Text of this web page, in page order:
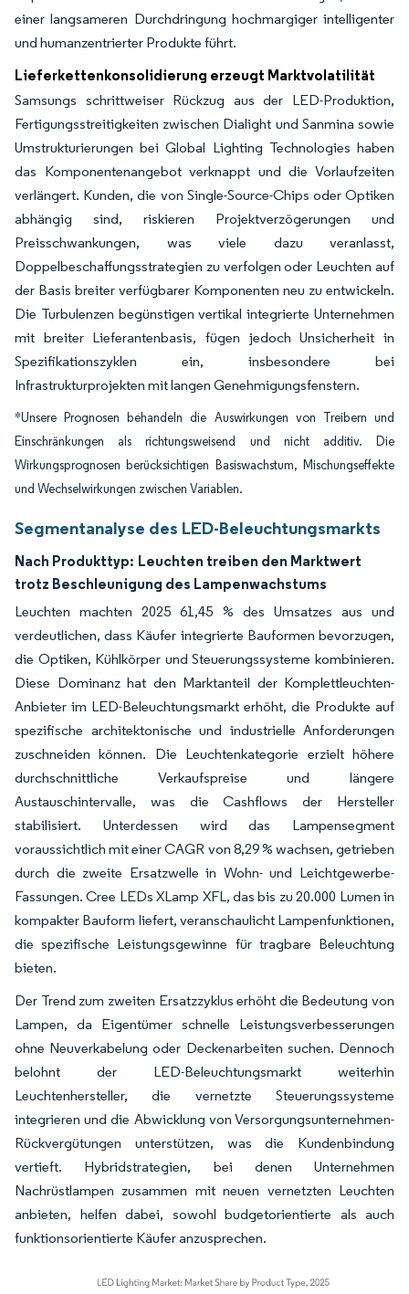
einer langsameren Durchdringung hochmargiger intelligenter
und humanzentrierter Produkte führt.
Lieferkettenkonsolidierung erzeugt Marktvolatilität
Samsungs schrittweiser Rückzug aus der LED-Produktion,
Fertigungsstreitigkeiten zwischen Dialight und Sanmina sowie
Umstrukturierungen bei Global Lighting Technologies haben
das Komponentenangebot verknappt und die Vorlaufzeiten
verlängert. Kunden, die von Single-Source-Chips oder Optiken
abhängig sind, riskieren Projektverzögerungen und
Preisschwankungen, was viele dazu veranlasst,
Doppelbeschaffungsstrategien zu verfolgen oder Leuchten auf
der Basis breiter verfügbarer Komponenten neu zu entwickeln.
Die Turbulenzen begünstigen vertikal integrierte Unternehmen
mit breiter Lieferantenbasis, fügen jedoch Unsicherheit in
Spezifikationszyklen ein, insbesondere bei
Infrastrukturprojekten mit langen Genehmigungsfenstern.
*Unsere Prognosen behandeln die Auswirkungen von Treibern und
Einschränkungen als richtungsweisend und nicht additiv. Die
Wirkungsprognosen berücksichtigen Basiswachstum, Mischungseffekte
und Wechselwirkungen zwischen Variablen.
Segmentanalyse des LED-Beleuchtungsmarkts
Nach Produkttyp: Leuchten treiben den Marktwert
trotz Beschleunigung des Lampenwachstums
Leuchten machten 2025 61,45 % des Umsatzes aus und
verdeutlichen, dass Käufer integrierte Bauformen bevorzugen,
die Optiken, Kühlkörper und Steuerungssysteme kombinieren.
Diese Dominanz hat den Marktanteil der Komplettleuchten-
Anbieter im LED-Beleuchtungsmarkt erhöht, die Produkte auf
spezifische architektonische und industrielle Anforderungen
zuschneiden können. Die Leuchtenkategorie erzielt höhere
durchschnittliche Verkaufspreise und längere
Austauschintervalle, was die Cashflows der Hersteller
stabilisiert. Unterdessen wird das Lampensegment
voraussichtlich mit einer CAGR von 8,29 % wachsen, getrieben
durch die zweite Ersatzwelle in Wohn- und Leichtgewerbe-
Fassungen. Cree LEDs XLamp XFL, das bis zu 20.000 Lumen in
kompakter Bauform liefert, veranschaulicht Lampenfunktionen,
die spezifische Leistungsgewinne für tragbare Beleuchtung
bieten.
Der Trend zum zweiten Ersatzzyklus erhöht die Bedeutung von
Lampen, da Eigentümer schnelle Leistungsverbesserungen
ohne Neuverkabelung oder Deckenarbeiten suchen. Dennoch
belohnt der LED-Beleuchtungsmarkt weiterhin
Leuchtenhersteller, die vernetzte Steuerungssysteme
integrieren und die Abwicklung von Versorgungsunternehmen-
Rückvergütungen unterstützen, was die Kundenbindung
vertieft. Hybridstrategien, bei denen Unternehmen
Nachrüstlampen zusammen mit neuen vernetzten Leuchten
anbieten, helfen dabei, sowohl budgetorientierte als auch
funktionsorientierte Käufer anzusprechen.